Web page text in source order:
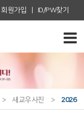
회원가입 ID/PW찾기
> 새교우사진 > 2026